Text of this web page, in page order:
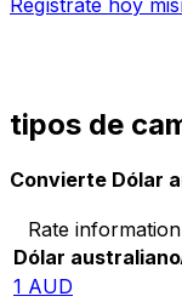
Regístrate hoy
tipos de
Convierte Dólar
Rate
Dólar australiano
1 AUD